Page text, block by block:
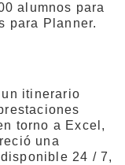
alumnos para
para Planner.
itinerario
torno a Excel,
una
24 / 7,